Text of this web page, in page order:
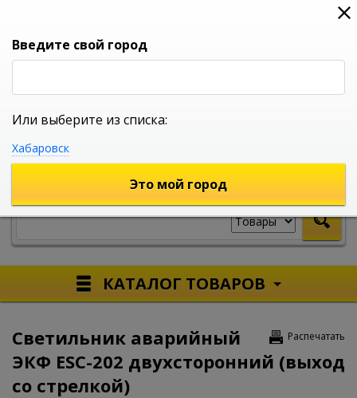
0
УНИВЕРСАЛЬНЫЙ ИНТЕРНЕТ МАГАЗИН
КАТАЛОГ ТОВАРОВ
Распечатать
Светильник аварийный
ЭКФ ESC-202 двухсторонний (выход
со стрелкой)
Введите свой город
Или выберите из списка:
Хабаровск
Это мой город